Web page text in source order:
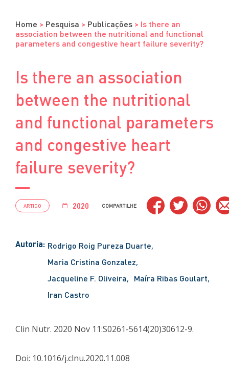
Home > Pesquisa > Publicações > Is there an
association between the nutritional and functional
parameters and congestive heart failure severity?
Is there an association
between the nutritional
and functional parameters
and congestive heart
failure severity?
ARTIGO 2020 COMPARTILHE
Autoria: Rodrigo Roig Pureza Duarte
Maria Cristina Gonzalez
Jacqueline F. Oliveira
Maíra Ribas Goulart
Iran Castro
Clin Nutr. 2020 Nov 11:S0261-5614(20)30612-9.
Doi: 10.1016/j.clnu.2020.11.008